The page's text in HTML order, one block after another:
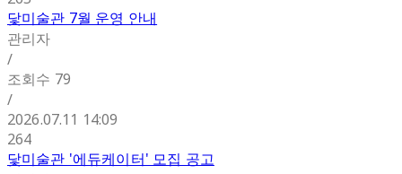
닻미술관 7월 운영 안내
관리자
/
조회수 79
/
2026.07.11 14:09
264
닻미술관 '에듀케이터' 모집 공고